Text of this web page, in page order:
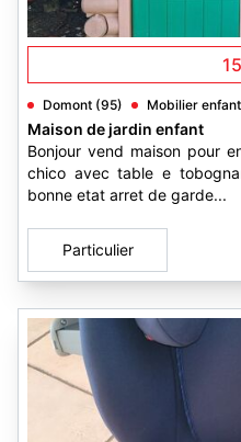
Domont (95) Mobilier
Maison de jardin enfant
Bonjour vend maison pour
chico avec table e
bonne etat arret de garde...
Particulier